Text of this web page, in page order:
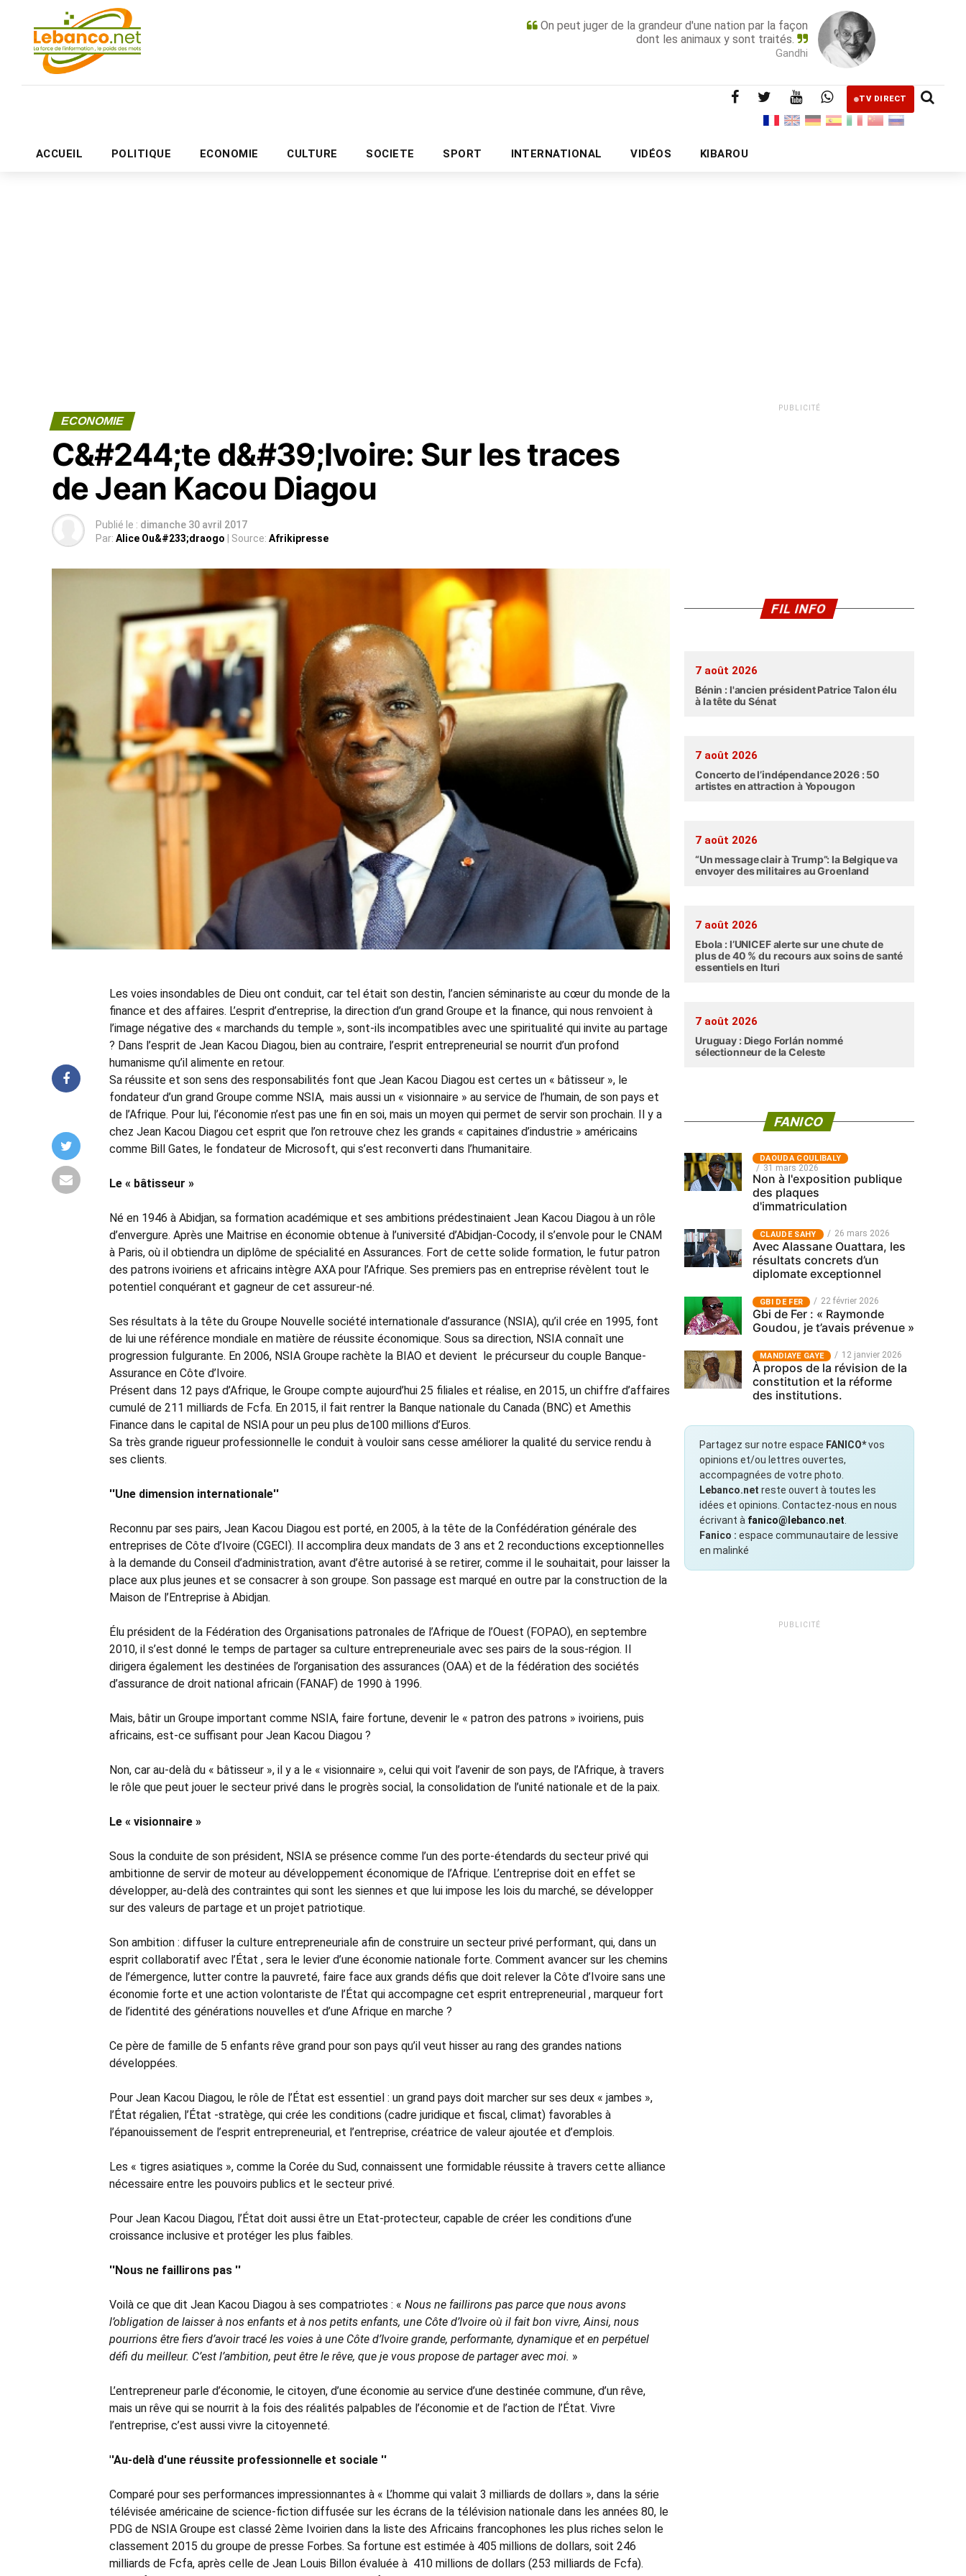
On peut juger de la grandeur d'une nation par la façon
dont les animaux y sont traités.
Gandhi
TV DIRECT
ACCUEIL POLITIQUE ECONOMIE CULTURE SOCIETE SPORT INTERNATIONAL VIDÉOS KIBAROU
PUBLICITÉ
ECONOMIE
C&#244;te d&#39;Ivoire: Sur les traces
de Jean Kacou Diagou
Publié le : dimanche 30 avril 2017
Par: Alice Ou&#233;draogo | Source: Afrikipresse
Les voies insondables de Dieu ont conduit, car tel était son destin, l’ancien séminariste au cœur du monde de la
finance et des affaires. L’esprit d’entreprise, la direction d’un grand Groupe et la finance, qui nous renvoient à
l’image négative des « marchands du temple », sont-ils incompatibles avec une spiritualité qui invite au partage
? Dans l’esprit de Jean Kacou Diagou, bien au contraire, l’esprit entrepreneurial se nourrit d’un profond
humanisme qu’il alimente en retour.
Sa réussite et son sens des responsabilités font que Jean Kacou Diagou est certes un « bâtisseur », le
fondateur d’un grand Groupe comme NSIA, mais aussi un « visionnaire » au service de l’humain, de son pays et
de l’Afrique. Pour lui, l’économie n’est pas une fin en soi, mais un moyen qui permet de servir son prochain. Il y a
chez Jean Kacou Diagou cet esprit que l’on retrouve chez les grands « capitaines d’industrie » américains
comme Bill Gates, le fondateur de Microsoft, qui s’est reconverti dans l’humanitaire.
Le « bâtisseur »
Né en 1946 à Abidjan, sa formation académique et ses ambitions prédestinaient Jean Kacou Diagou à un rôle
d’envergure. Après une Maitrise en économie obtenue à l’université d’Abidjan-Cocody, il s’envole pour le CNAM
à Paris, où il obtiendra un diplôme de spécialité en Assurances. Fort de cette solide formation, le futur patron
des patrons ivoiriens et africains intègre AXA pour l’Afrique. Ses premiers pas en entreprise révèlent tout le
potentiel conquérant et gagneur de cet assureur-né.
Ses résultats à la tête du Groupe Nouvelle société internationale d’assurance (NSIA), qu’il crée en 1995, font
de lui une référence mondiale en matière de réussite économique. Sous sa direction, NSIA connaît une
progression fulgurante. En 2006, NSIA Groupe rachète la BIAO et devient le précurseur du couple Banque-
Assurance en Côte d’Ivoire.
Présent dans 12 pays d’Afrique, le Groupe compte aujourd’hui 25 filiales et réalise, en 2015, un chiffre d’affaires
cumulé de 211 milliards de Fcfa. En 2015, il fait rentrer la Banque nationale du Canada (BNC) et Amethis
Finance dans le capital de NSIA pour un peu plus de100 millions d’Euros.
Sa très grande rigueur professionnelle le conduit à vouloir sans cesse améliorer la qualité du service rendu à
ses clients.
''Une dimension internationale''
Reconnu par ses pairs, Jean Kacou Diagou est porté, en 2005, à la tête de la Confédération générale des
entreprises de Côte d’Ivoire (CGECI). Il accomplira deux mandats de 3 ans et 2 reconductions exceptionnelles
à la demande du Conseil d’administration, avant d’être autorisé à se retirer, comme il le souhaitait, pour laisser la
place aux plus jeunes et se consacrer à son groupe. Son passage est marqué en outre par la construction de la
Maison de l’Entreprise à Abidjan.
Élu président de la Fédération des Organisations patronales de l’Afrique de l’Ouest (FOPAO), en septembre
2010, il s’est donné le temps de partager sa culture entrepreneuriale avec ses pairs de la sous-région. Il
dirigera également les destinées de l’organisation des assurances (OAA) et de la fédération des sociétés
d’assurance de droit national africain (FANAF) de 1990 à 1996.
Mais, bâtir un Groupe important comme NSIA, faire fortune, devenir le « patron des patrons » ivoiriens, puis
africains, est-ce suffisant pour Jean Kacou Diagou ?
Non, car au-delà du « bâtisseur », il y a le « visionnaire », celui qui voit l’avenir de son pays, de l’Afrique, à travers
le rôle que peut jouer le secteur privé dans le progrès social, la consolidation de l’unité nationale et de la paix.
Le « visionnaire »
Sous la conduite de son président, NSIA se présence comme l’un des porte-étendards du secteur privé qui
ambitionne de servir de moteur au développement économique de l’Afrique. L’entreprise doit en effet se
développer, au-delà des contraintes qui sont les siennes et que lui impose les lois du marché, se développer
sur des valeurs de partage et un projet patriotique.
Son ambition : diffuser la culture entrepreneuriale afin de construire un secteur privé performant, qui, dans un
esprit collaboratif avec l’État , sera le levier d’une économie nationale forte. Comment avancer sur les chemins
de l’émergence, lutter contre la pauvreté, faire face aux grands défis que doit relever la Côte d’Ivoire sans une
économie forte et une action volontariste de l’État qui accompagne cet esprit entrepreneurial , marqueur fort
de l’identité des générations nouvelles et d’une Afrique en marche ?
Ce père de famille de 5 enfants rêve grand pour son pays qu’il veut hisser au rang des grandes nations
développées.
Pour Jean Kacou Diagou, le rôle de l’État est essentiel : un grand pays doit marcher sur ses deux « jambes »,
l’État régalien, l’État -stratège, qui crée les conditions (cadre juridique et fiscal, climat) favorables à
l’épanouissement de l’esprit entrepreneurial, et l’entreprise, créatrice de valeur ajoutée et d’emplois.
Les « tigres asiatiques », comme la Corée du Sud, connaissent une formidable réussite à travers cette alliance
nécessaire entre les pouvoirs publics et le secteur privé.
Pour Jean Kacou Diagou, l’État doit aussi être un Etat-protecteur, capable de créer les conditions d’une
croissance inclusive et protéger les plus faibles.
''Nous ne faillirons pas ''
Voilà ce que dit Jean Kacou Diagou à ses compatriotes : « Nous ne faillirons pas parce que nous avons
l’obligation de laisser à nos enfants et à nos petits enfants, une Côte d’Ivoire où il fait bon vivre, Ainsi, nous
pourrions être fiers d’avoir tracé les voies à une Côte d’Ivoire grande, performante, dynamique et en perpétuel
défi du meilleur. C’est l’ambition, peut être le rêve, que je vous propose de partager avec moi. »
L’entrepreneur parle d’économie, le citoyen, d’une économie au service d’une destinée commune, d’un rêve,
mais un rêve qui se nourrit à la fois des réalités palpables de l’économie et de l’action de l’État. Vivre
l’entreprise, c’est aussi vivre la citoyenneté.
''Au-delà d'une réussite professionnelle et sociale ''
Comparé pour ses performances impressionnantes à « L’homme qui valait 3 milliards de dollars », dans la série
télévisée américaine de science-fiction diffusée sur les écrans de la télévision nationale dans les années 80, le
PDG de NSIA Groupe est classé 2ème Ivoirien dans la liste des Africains francophones les plus riches selon le
classement 2015 du groupe de presse Forbes. Sa fortune est estimée à 405 millions de dollars, soit 246
milliards de Fcfa, après celle de Jean Louis Billon évaluée à 410 millions de dollars (253 milliards de Fcfa).
PUBLICITÉ
FIL INFO
7 août 2026
Bénin : l'ancien président Patrice Talon élu
à la tête du Sénat
7 août 2026
Concerto de l’indépendance 2026 : 50
artistes en attraction à Yopougon
7 août 2026
“Un message clair à Trump”: la Belgique va
envoyer des militaires au Groenland
7 août 2026
Ebola : l’UNICEF alerte sur une chute de
plus de 40 % du recours aux soins de santé
essentiels en Ituri
7 août 2026
Uruguay : Diego Forlán nommé
sélectionneur de la Celeste
FANICO
‎DAOUDA COULIBALY
31 mars 2026
Non à l'exposition publique
des plaques
d'immatriculation
CLAUDE SAHY 26 mars 2026
Avec Alassane Ouattara, les
résultats concrets d’un
diplomate exceptionnel
GBI DE FER 22 février 2026
Gbi de Fer : « Raymonde
Goudou, je t’avais prévenue »
MANDIAYE GAYE 12 janvier 2026
À propos de la révision de la
constitution et la réforme
des institutions.
Partagez sur notre espace FANICO*vos
opinions et/ou lettres ouvertes,
accompagnées de votre photo.
Lebanco.net reste ouvert à toutes les
idées et opinions. Contactez-nous en nous
écrivant à fanico@lebanco.net
Fanico : espace communautaire de lessive
en malinké
PUBLICITÉ